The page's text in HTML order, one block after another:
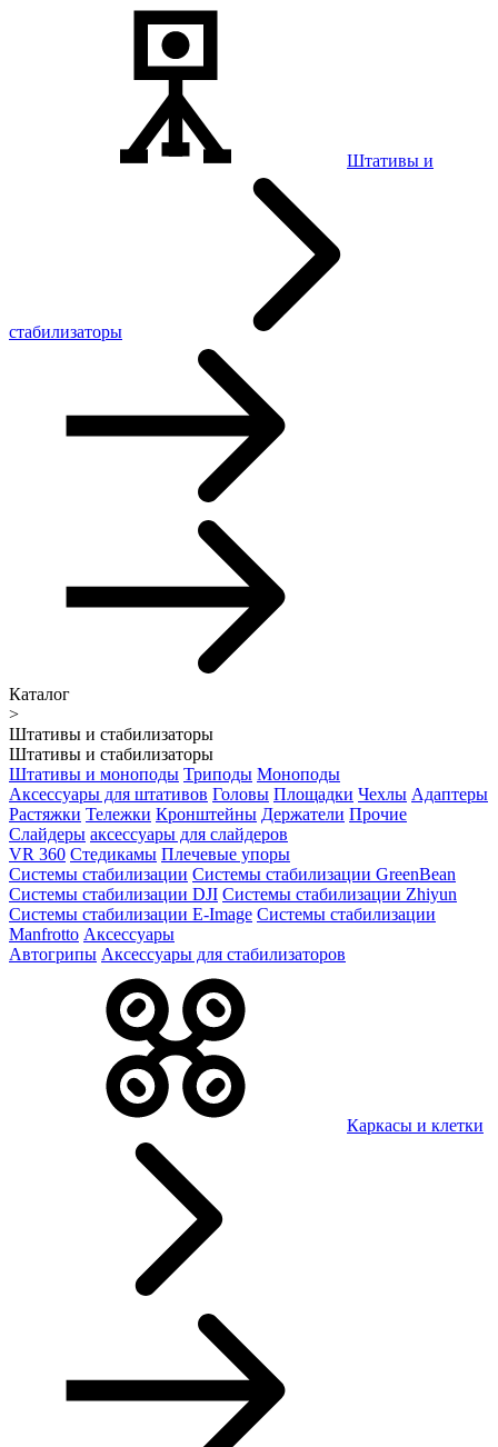
Штативы и
стабилизаторы
Каталог
>
Штативы и стабилизаторы
Штативы и стабилизаторы
Штативы и моноподы Триподы Моноподы
Аксессуары для штативов Головы Площадки Чехлы Адаптеры
Растяжки Тележки Кронштейны Держатели Прочие
Слайдеры аксессуары для слайдеров
VR 360 Стедикамы Плечевые упоры
Системы стабилизации Системы стабилизации GreenBean
Системы стабилизации DJI Системы стабилизации Zhiyun
Системы стабилизации E-Image Системы стабилизации
Manfrotto Аксессуары
Автогрипы Аксессуары для стабилизаторов
Каркасы и клетки